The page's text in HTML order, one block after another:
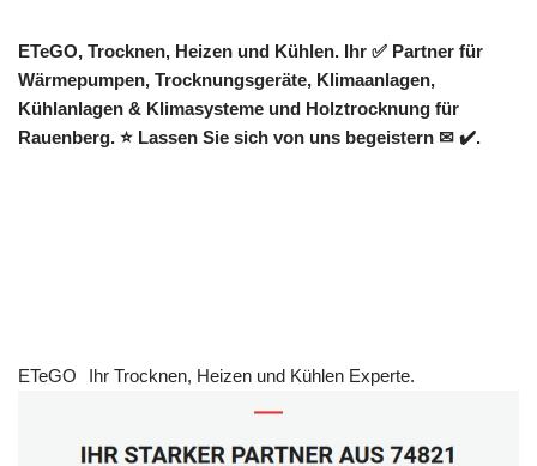
ETeGO, Trocknen, Heizen und Kühlen. Ihr ✅ Partner für
Wärmepumpen, Trocknungsgeräte, Klimaanlagen,
Kühlanlagen & Klimasysteme und Holztrocknung für
Rauenberg. ⭐ Lassen Sie sich von uns begeistern ✉ ✔️.
ETeGO Ihr Trocknen, Heizen und Kühlen Experte.